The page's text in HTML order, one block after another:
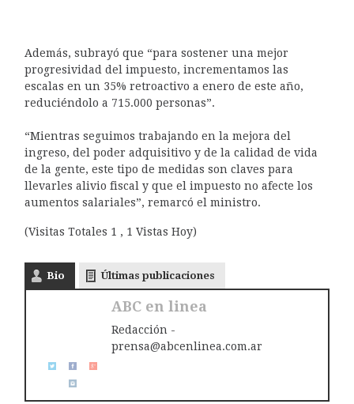
Además, subrayó que “para sostener una mejor
progresividad del impuesto, incrementamos las
escalas en un 35% retroactivo a enero de este año,
reduciéndolo a 715.000 personas”.
“Mientras seguimos trabajando en la mejora del
ingreso, del poder adquisitivo y de la calidad de vida
de la gente, este tipo de medidas son claves para
llevarles alivio fiscal y que el impuesto no afecte los
aumentos salariales”, remarcó el ministro.
(Visitas Totales 1 , 1 Vistas Hoy)
Bio Últimas publicaciones
ABC en linea
Redacción -
prensa@abcenlinea.com.ar